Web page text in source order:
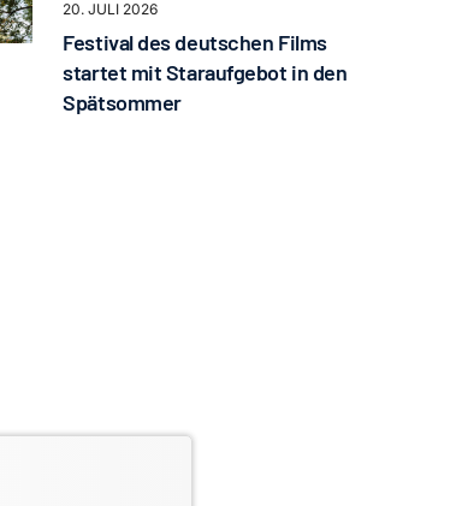
20. JULI 2026
Festival des deutschen Films
startet mit Staraufgebot in den
Spätsommer